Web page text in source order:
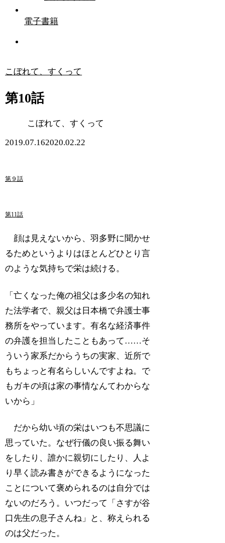
電子書籍
こぼれて、すくって
第10話
こぼれて、すくって
2019.07.162020.02.22
第９話
第11話
顔は見えないから、羽多野に聞かせ
るためというよりはほとんどひとり言
のような気持ちで栄は続ける。
「亡くなった俺の祖父は多少名の知れ
た法学者で、親父は日本橋で弁護士事
務所をやっています。有名な経済事件
の弁護を担当したこともあって……そ
ういう家系だからうちの実家、近所で
もちょっと有名らしいんですよね。で
もガキの頃は家の事情なんてわからな
いから」
だから幼い頃の栄はいつも不思議に
思っていた。なぜ行儀の良い振る舞い
をしたり、誰かに親切にしたり、人よ
り早く読み書きができるようになった
ことについて褒められるのは自分では
ないのだろう。いつだって「さすが谷
口先生の息子さんね」と、称えられる
のは父だった。